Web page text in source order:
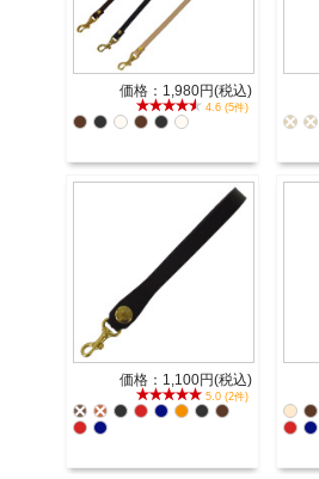
価格：1,980円(税込)
4.6 (5件)
価格：1,100円(税込)
5.0 (2件)